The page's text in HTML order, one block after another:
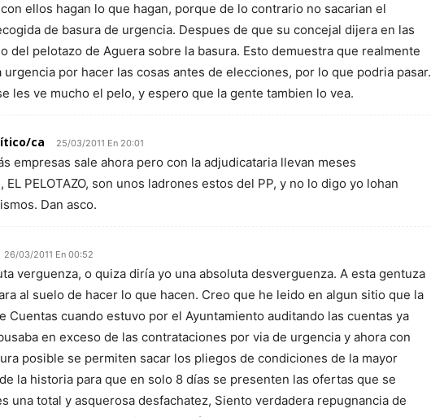
ellos hagan lo que hagan, porque de lo contrario no sacarian el
de basura de urgencia. Despues de que su concejal dijera en las
del pelotazo de Aguera sobre la basura. Esto demuestra que realmente
urgencia por hacer las cosas antes de elecciones, por lo que podria pasar.
les ve mucho el pelo, y espero que la gente tambien lo vea.
ca 25/03/2011 En 20:01
empresas sale ahora pero con la adjudicataria llevan meses
EL PELOTAZO, son unos ladrones estos del PP, y no lo digo yo lohan
Dan asco.
26/03/2011 En 00:52
verguenza, o quiza diría yo una absoluta desverguenza. A esta gentuza
al suelo de hacer lo que hacen. Creo que he leido en algun sitio que la
Cuentas cuando estuvo por el Ayuntamiento auditando las cuentas ya
en exceso de las contrataciones por via de urgencia y ahora con
posible se permiten sacar los pliegos de condiciones de la mayor
la historia para que en solo 8 días se presenten las ofertas que se
una total y asquerosa desfachatez, Siento verdadera repugnancia de